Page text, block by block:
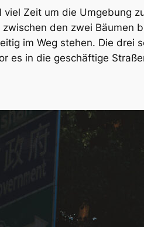
Zeit um die Umgebung
den zwei Bäumen
im Weg stehen. Die
es in die geschäftige